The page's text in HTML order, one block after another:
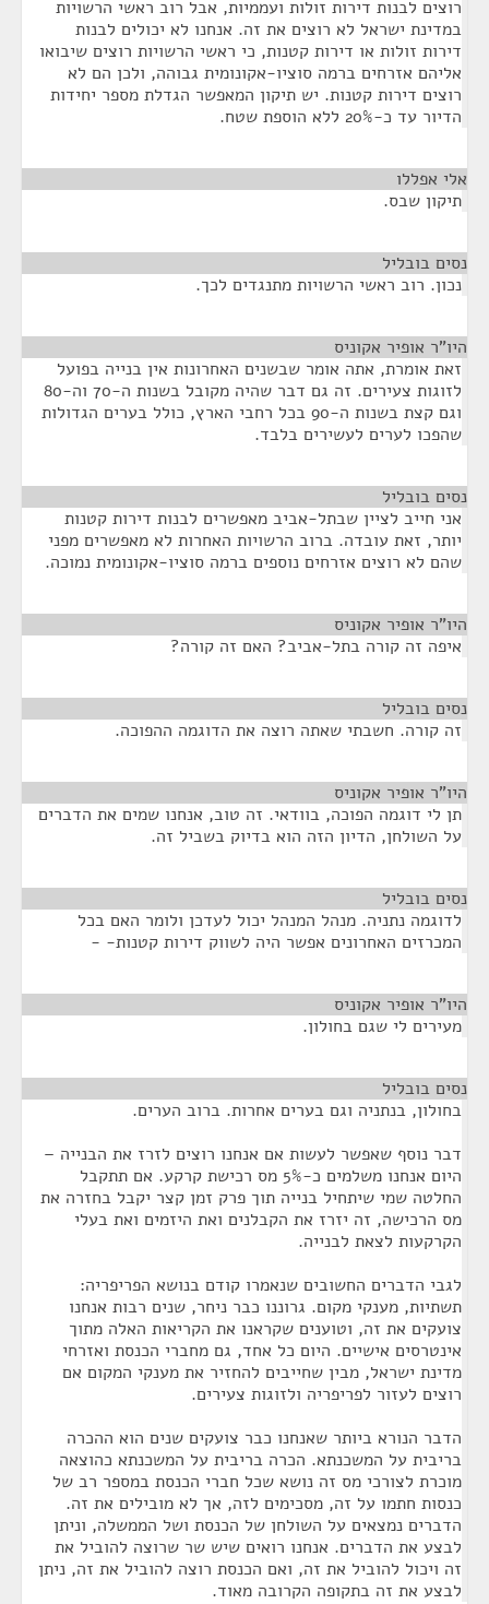
רוצים לבנות דירות זולות ועממיות, אבל רוב ראשי הרשויות
במדינת ישראל לא רוצים את זה. אנחנו לא יכולים לבנות
דירות זולות או דירות קטנות, כי ראשי הרשויות רוצים שיבואו
אליהם אזרחים ברמה סוציו-אקונומית גבוהה, ולכן הם לא
רוצים דירות קטנות. יש תיקון המאפשר הגדלת מספר יחידות
הדיור עד כ-20% ללא הוספת שטח.
אלי אפללו
תיקון שבס.
נסים בובליל
נכון. רוב ראשי הרשויות מתנגדים לכך.
היו"ר אופיר אקוניס
זאת אומרת, אתה אומר שבשנים האחרונות אין בנייה בפועל
לזוגות צעירים. זה גם דבר שהיה מקובל בשנות ה-70 וה-80
וגם קצת בשנות ה-90 בכל רחבי הארץ, כולל בערים הגדולות
שהפכו לערים לעשירים בלבד.
נסים בובליל
אני חייב לציין שבתל-אביב מאפשרים לבנות דירות קטנות
יותר, זאת עובדה. ברוב הרשויות האחרות לא מאפשרים מפני
שהם לא רוצים אזרחים נוספים ברמה סוציו-אקונומית נמוכה.
היו"ר אופיר אקוניס
איפה זה קורה בתל-אביב? האם זה קורה?
נסים בובליל
זה קורה. חשבתי שאתה רוצה את הדוגמה ההפוכה.
היו"ר אופיר אקוניס
תן לי דוגמה הפוכה, בוודאי. זה טוב, אנחנו שמים את הדברים
על השולחן, הדיון הזה הוא בדיוק בשביל זה.
נסים בובליל
לדוגמה נתניה. מנהל המנהל יכול לעדכן ולומר האם בכל
המכרזים האחרונים אפשר היה לשווק דירות קטנות- -
היו"ר אופיר אקוניס
מעירים לי שגם בחולון.
נסים בובליל
בחולון, בנתניה וגם בערים אחרות. ברוב הערים.
דבר נוסף שאפשר לעשות אם אנחנו רוצים לזרז את הבנייה –
היום אנחנו משלמים כ-5% מס רכישת קרקע. אם תתקבל
החלטה שמי שיתחיל בנייה תוך פרק זמן קצר יקבל בחזרה את
מס הרכישה, זה יזרז את הקבלנים ואת היזמים ואת בעלי
הקרקעות לצאת לבנייה.
לגבי הדברים החשובים שנאמרו קודם בנושא הפריפריה:
תשתיות, מענקי מקום. גרוננו כבר ניחר, שנים רבות אנחנו
צועקים את זה, וטוענים שקראנו את הקריאות האלה מתוך
אינטרסים אישיים. היום כל אחד, גם מחברי הכנסת ואזרחי
מדינת ישראל, מבין שחייבים להחזיר את מענקי המקום אם
רוצים לעזור לפריפריה ולזוגות צעירים.
הדבר הנורא ביותר שאנחנו כבר צועקים שנים הוא ההכרה
בריבית על המשכנתא. הכרה בריבית על המשכנתא כהוצאה
מוכרת לצורכי מס זה נושא שכל חברי הכנסת במספר רב של
כנסות חתמו על זה, מסכימים לזה, אך לא מובילים את זה.
הדברים נמצאים על השולחן של הכנסת ושל הממשלה, וניתן
לבצע את הדברים. אנחנו רואים שיש שר שרוצה להוביל את
זה ויכול להוביל את זה, ואם הכנסת רוצה להוביל את זה, ניתן
לבצע את זה בתקופה הקרובה מאוד.